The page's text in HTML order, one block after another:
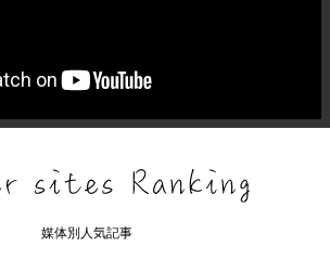
媒体別人気記事